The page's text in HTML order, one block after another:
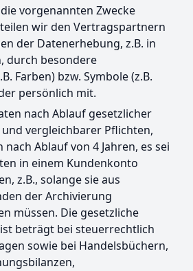
vorgenannten Zwecke
wir den Vertragspartnern
der Datenerhebung, z.B. in
durch besondere
Farben) bzw. Symbole (z.B.
persönlich mit.
nach Ablauf gesetzlicher
vergleichbarer Pflichten,
Ablauf von 4 Jahren, es sei
in einem Kundenkonto
z.B., solange sie aus
der Archivierung
müssen. Die gesetzliche
beträgt bei steuerrechtlich
sowie bei Handelsbüchern,